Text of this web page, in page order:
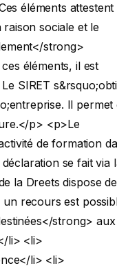
éléments attestent
raison sociale et le
strong>
éléments, il est
SIRET
Il permet
p> <p>Le
de formation
se fait via
la Dreets dispose
recours est
strong> aux
li> <li>
li> <li>